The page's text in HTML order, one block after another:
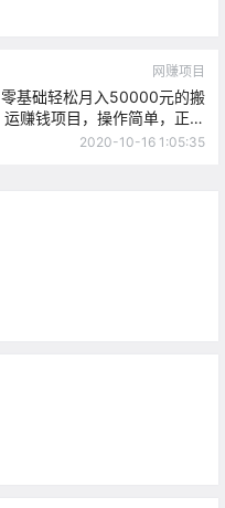
网赚项目
零基础轻松月入50000元的搬
运赚钱项目，操作简单，正规
合法
2020-10-16 1:05:35